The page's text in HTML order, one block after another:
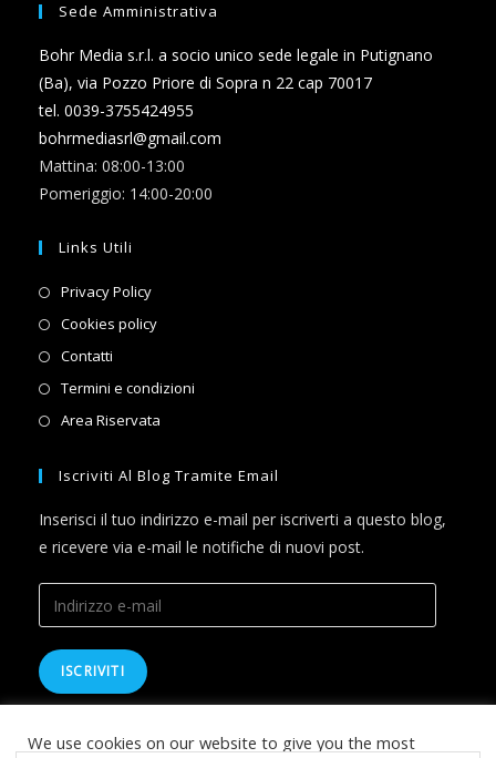
Sede Amministrativa
Bohr Media s.r.l. a socio unico sede legale in Putignano
(Ba), via Pozzo Priore di Sopra n 22 cap 70017
tel. 0039-3755424955
bohrmediasrl@gmail.com
Mattina: 08:00-13:00
Pomeriggio: 14:00-20:00
Links Utili
Privacy PolicyOpens
in
Cookies policyOpens
a
Contatti
in
tab
Termini e condizioni
new
Area Riservata
a
tab
Iscriviti Al Blog Tramite Email
Inserisci il tuo indirizzo e-mail per iscriverti a questo blog,
e ricevere via e-mail le notifiche di nuovi post.
Indirizzo
e-
mail
ISCRIVITI
We use cookies on our website to give you the most